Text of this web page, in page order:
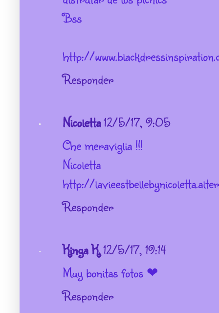
Bss
http://
Responder
Nicoletta12/5/17, 9:05
Che meraviglia !!!
Nicoletta
http://
Responder
Kinga K.12/5/17, 19:14
Muy bonitas fotos ❤
Responder